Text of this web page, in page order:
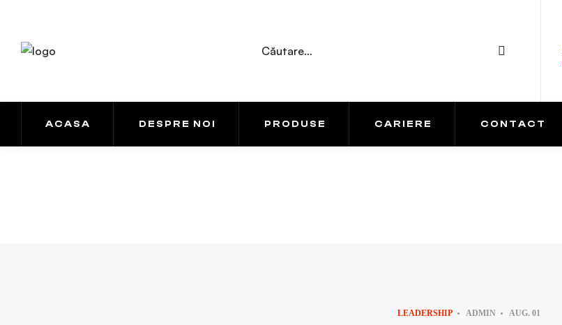
ACASA DESPRE NOI PRODUSE CARIERE CONTACT
LEADERSHIP ADMIN AUG.01